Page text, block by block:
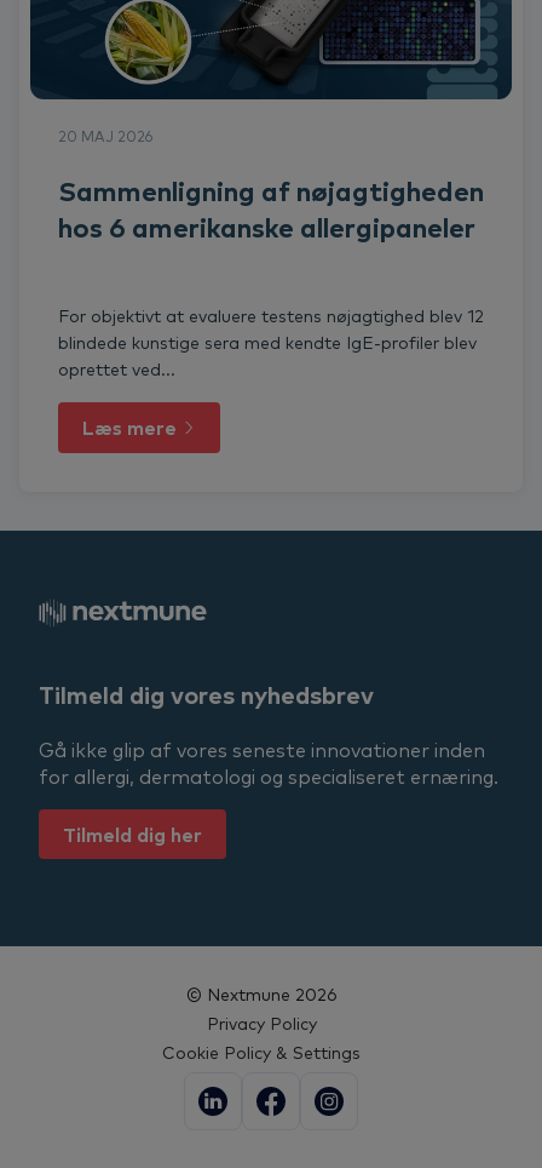
20 MAJ 2026
Sammenligning af nøjagtigheden
hos 6 amerikanske allergipaneler
For objektivt at evaluere testens nøjagtighed blev 12
blindede kunstige sera med kendte IgE-profiler blev
oprettet ved...
Læs mere
Tilmeld dig vores nyhedsbrev
Gå ikke glip af vores seneste innovationer inden
for allergi, dermatologi og specialiseret ernæring.
Tilmeld dig her
© Nextmune 2026
Privacy Policy
Cookie Policy & Settings